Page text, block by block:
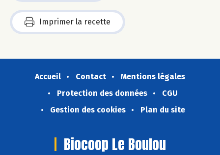
Imprimer la recette
Accueil Contact
Mentions légales
Protection des données
CGU
Gestion des cookies
Plan du site
Biocoop Le Boulou